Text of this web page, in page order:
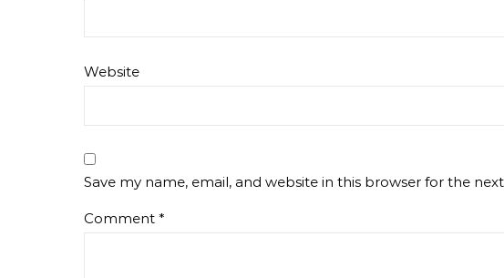
Website
Save my name, email, and website in this browser for the
Comment *